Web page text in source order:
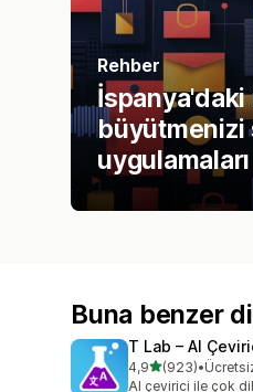
Rehber
büyütmenizi
Buna benzer
T Lab – AI
4,95 yıldız
(923)
toplam 923•
AI çevirici ile çok